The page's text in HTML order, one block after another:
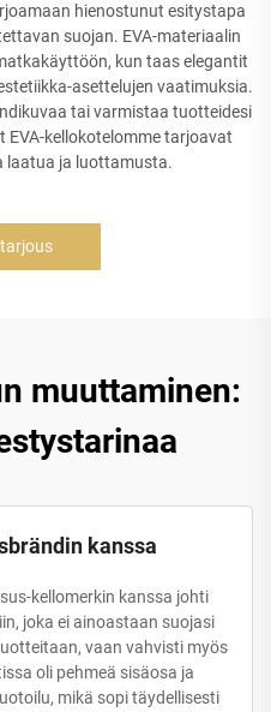
hienostunut esitystapa
suojan. EVA-materiaalin
kun taas elegantit
asettelujen vaatimuksia.
tai varmistaa tuotteidesi
kellokotelomme tarjoavat
laatua ja luottamusta.
muuttaminen:
kanssa
kellomerkin kanssa johti
joka ei ainoastaan suojasi
vaan vahvisti myös
oli pehmeä sisäosa ja
mikä sopi täydellisesti